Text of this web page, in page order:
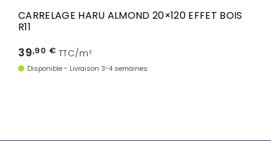
CARRELAGE HARU ALMOND 20×120 EFFET BOIS
R11
39,90 € TTC/m²
Disponible - Livraison 3-4 semaines